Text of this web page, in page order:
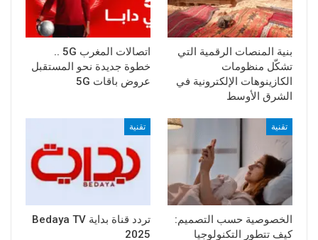
بنية المنصات الرقمية التي
تشكّل منظومات
الكازينوهات الإلكترونية في
الشرق الأوسط
اتصالات المغرب 5G ..
خطوة جديدة نحو المستقبل
عروض باقات 5G
تقنية
الخصوصية حسب التصميم:
كيف تتطور التكنولوجيا
تقنية
تردد قناة بداية Bedaya TV
2025